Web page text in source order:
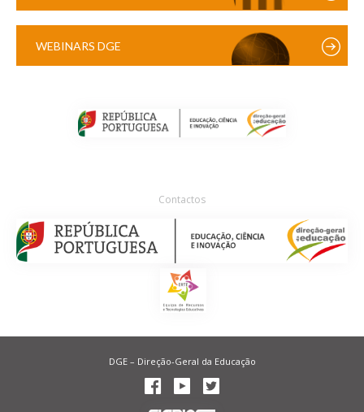
WEBINARS DGE
Contactos
DGE – Direção-Geral da Educação